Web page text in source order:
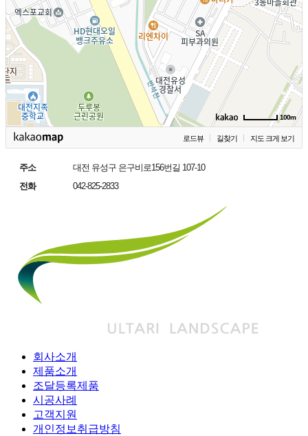
100m
로드뷰 길찾기 지도 크게 보기
주소
대전 유성구 은구비로156번길 107-10
전화
042-825-2833
회사소개
제품소개
조달등록제품
시공사례
고객지원
개인정보취급방침